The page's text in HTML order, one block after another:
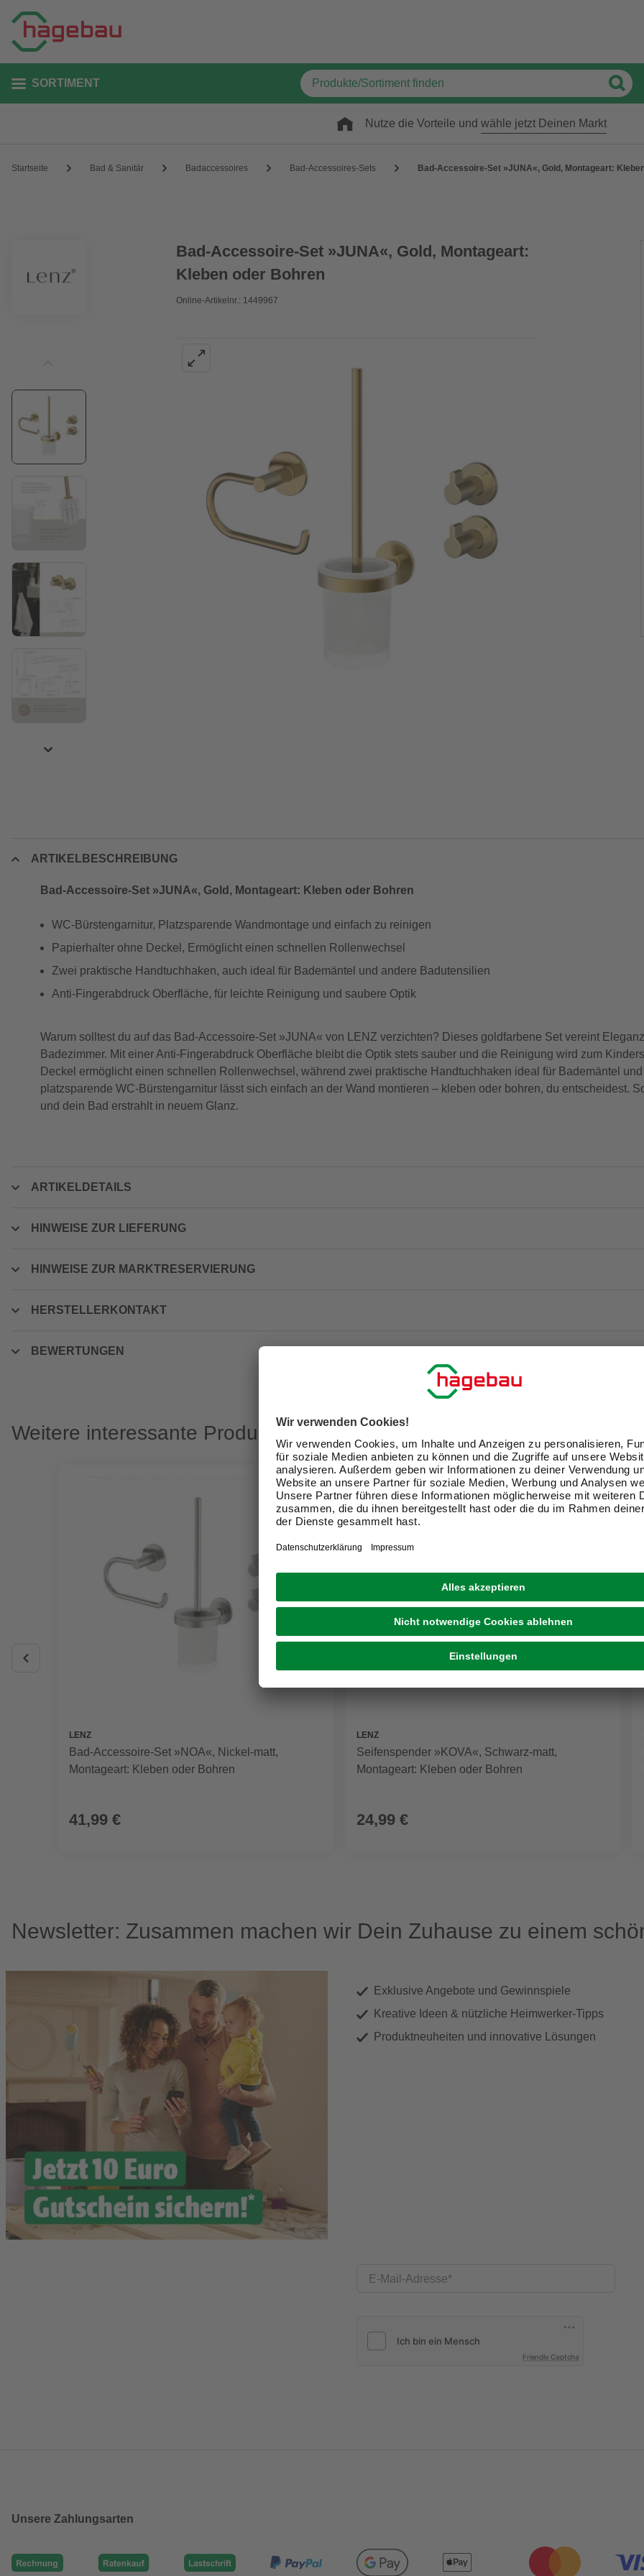
SORTIMENT
Nutze die Vorteile und wähle jetzt Deinen Markt
Startseite Bad & Sanitär Badaccessoires Bad-Accessoires-Sets Bad-Accessoire-Set »JUNA«, Gold, Montageart:
Bad-Accessoire-Set »JUNA«, Gold, Montageart:
Kleben oder Bohren
Online-Artikelnr.: 1449967
ARTIKELBESCHREIBUNG
Bad-Accessoire-Set »JUNA«, Gold, Montageart: Kleben oder Bohren
WC-Bürstengarnitur, Platzsparende Wandmontage und einfach zu reinigen
Papierhalter ohne Deckel, Ermöglicht einen schnellen Rollenwechsel
Zwei praktische Handtuchhaken, auch ideal für Bademäntel und andere Badutensilien
Anti-Fingerabdruck Oberfläche, für leichte Reinigung und saubere Optik
Warum solltest du auf das Bad-Accessoire-Set »JUNA« von LENZ verzichten? Dieses goldfarbene Set vereint
Badezimmer. Mit einer Anti-Fingerabdruck Oberfläche bleibt die Optik stets sauber und die Reinigung wird zum
Deckel ermöglicht einen schnellen Rollenwechsel, während zwei praktische Handtuchhaken ideal für Bademäntel
platzsparende WC-Bürstengarnitur lässt sich einfach an der Wand montieren – kleben oder bohren, du entscheidest.
und dein Bad erstrahlt in neuem Glanz.
ARTIKELDETAILS
HINWEISE ZUR LIEFERUNG
HINWEISE ZUR MARKTRESERVIERUNG
HERSTELLERKONTAKT
BEWERTUNGEN
Weitere interessante Produkte
LENZ
Bad-Accessoire-Set »NOA«, Nickel-matt,
Montageart: Kleben oder Bohren
41,99 €
LENZ
Seifenspender »KOVA«, Schwarz-matt,
Montageart: Kleben oder Bohren
24,99 €
Newsletter: Zusammen machen wir Dein Zuhause zu einem
Exklusive Angebote und Gewinnspiele
Kreative Ideen & nützliche Heimwerker-Tipps
Produktneuheiten und innovative Lösungen
E-Mail-Adresse
Friendly Captcha
Unsere Zahlungsarten